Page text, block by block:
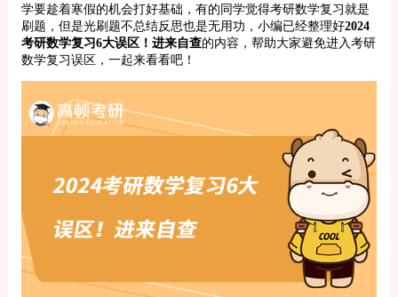
学要趁着寒假的机会打好基础，有的同学觉得考研数学复习就是
刷题，但是光刷题不总结反思也是无用功，小编已经整理好2024
考研数学复习6大误区！进来自查的内容，帮助大家避免进入考研
数学复习误区，一起来看看吧！